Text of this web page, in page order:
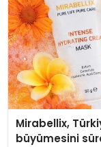
Mirabellix,
büyümesini